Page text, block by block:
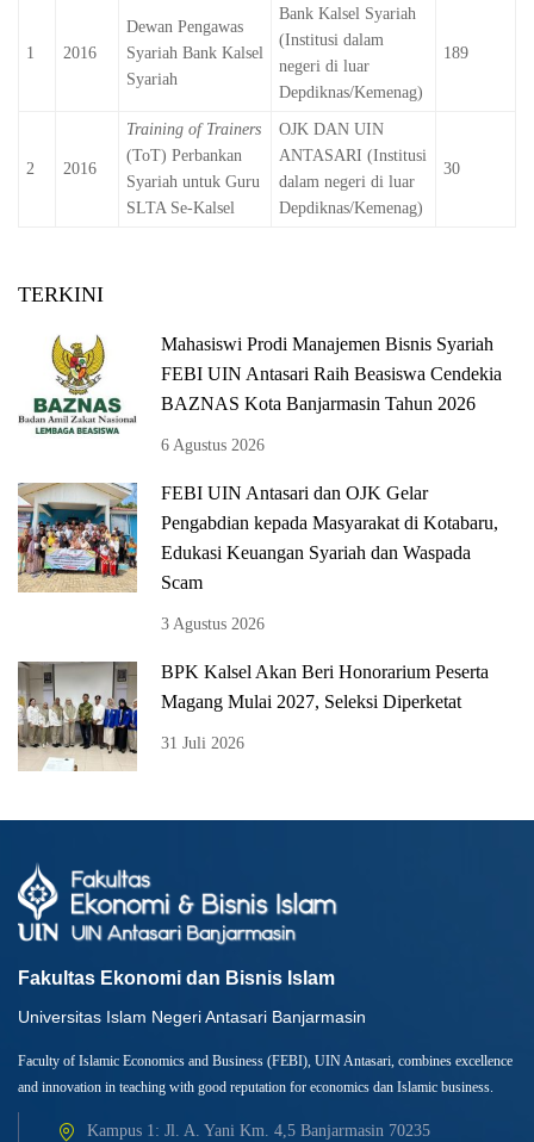
1 2016
Dewan Pengawas
Syariah Bank Kalsel
Syariah
Bank Kalsel Syariah
(Institusi dalam
negeri di luar
Depdiknas/Kemenag)
189
2 2016
Training of Trainers
(ToT) Perbankan
Syariah untuk Guru
SLTA Se-Kalsel
OJK DAN UIN
ANTASARI (Institusi
dalam negeri di luar
Depdiknas/Kemenag)
30
TERKINI
Mahasiswi Prodi Manajemen Bisnis Syariah
FEBI UIN Antasari Raih Beasiswa Cendekia
BAZNAS Kota Banjarmasin Tahun 2026
6 Agustus 2026
FEBI UIN Antasari dan OJK Gelar
Pengabdian kepada Masyarakat di Kotabaru,
Edukasi Keuangan Syariah dan Waspada
Scam
3 Agustus 2026
BPK Kalsel Akan Beri Honorarium Peserta
Magang Mulai 2027, Seleksi Diperketat
31 Juli 2026
Fakultas Ekonomi dan Bisnis Islam
Universitas Islam Negeri Antasari Banjarmasin
Faculty of Islamic Economics and Business (FEBI), UIN Antasari, combines excellence
and innovation in teaching with good reputation for economics dan Islamic business.
Kampus 1: Jl. A. Yani Km. 4,5 Banjarmasin 70235